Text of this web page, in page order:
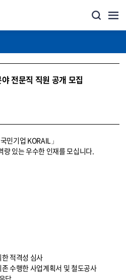
전문직 직원 공개 모집
민기업 KORAIL」
있는 우수한 인재를 모십니다.
적격성 심사
수행한 사업계획서 및 철도공사